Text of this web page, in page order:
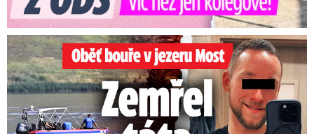
Oběť bouře v jezeru Most: Zemřel táta Dominik (†28)